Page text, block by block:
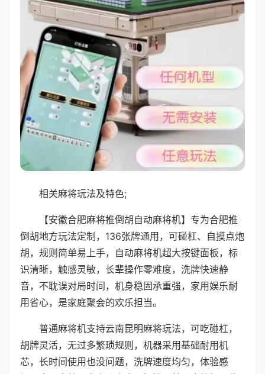
相关麻将玩法及特色;
【安徽合肥麻将推倒胡自动麻将机】专为合肥推
倒胡地方玩法定制，136张牌通用，可碰杠、自摸点炮
胡，规则简单易上手，自动麻将机超大按键面板，标
识清晰，触感灵敏，长辈操作零难度，洗牌快速静
音，不耽误对局时间，机身稳固承重强，家用娱乐耐
用省心，是家庭聚会的欢乐担当。
普通麻将机支持云南昆明麻将玩法，可吃碰杠，
胡牌灵活，无过多繁琐规则，机器采用基础耐用机
芯，长时间使用也没问题，洗牌速度均匀，体验感